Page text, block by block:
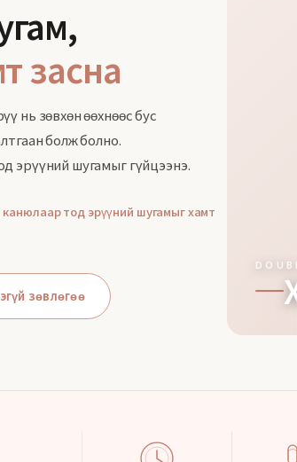
засна
нь зөвхөн өөхнөөс бус
болж болно.
эрүүний шугамыг гүйцээнэ.
тод эрүүний шугамыг хамт
зөвлөгөө